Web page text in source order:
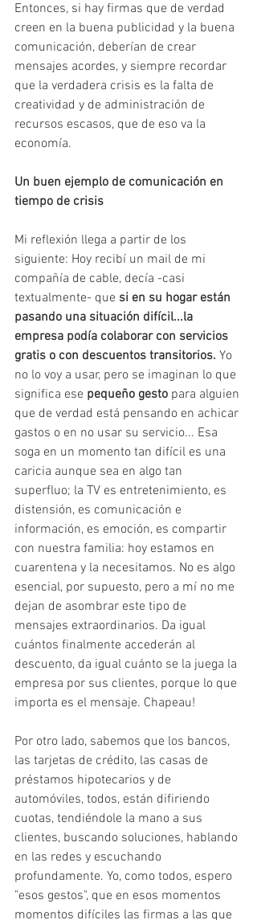
Entonces, si hay firmas que de verdad
creen en la buena publicidad y la buena
comunicación, deberían de crear
mensajes acordes, y siempre recordar
que la verdadera crisis es la falta de
creatividad y de administración de
recursos escasos, que de eso va la
economía.
Un buen ejemplo de comunicación en
tiempo de crisis
Mi reflexión llega a partir de los
siguiente: Hoy recibí un mail de mi
compañía de cable, decía -casi
textualmente- que si en su hogar están
pasando una situación difícil...la
empresa podía colaborar con servicios
gratis o con descuentos transitorios. Yo
no lo voy a usar, pero se imaginan lo que
significa ese pequeño gesto para alguien
que de verdad está pensando en achicar
gastos o en no usar su servicio... Esa
soga en un momento tan difícil es una
caricia aunque sea en algo tan
superfluo; la TV es entretenimiento, es
distensión, es comunicación e
información, es emoción, es compartir
con nuestra familia: hoy estamos en
cuarentena y la necesitamos. No es algo
esencial, por supuesto, pero a mí no me
dejan de asombrar este tipo de
mensajes extraordinarios. Da igual
cuántos finalmente accederán al
descuento, da igual cuánto se la juega la
empresa por sus clientes, porque lo que
importa es el mensaje. Chapeau!
Por otro lado, sabemos que los bancos,
las tarjetas de crédito, las casas de
préstamos hipotecarios y de
automóviles, todos, están difiriendo
cuotas, tendiéndole la mano a sus
clientes, buscando soluciones, hablando
en las redes y escuchando
profundamente. Yo, como todos, espero
"esos gestos", que en esos momentos
momentos difíciles las firmas a las que